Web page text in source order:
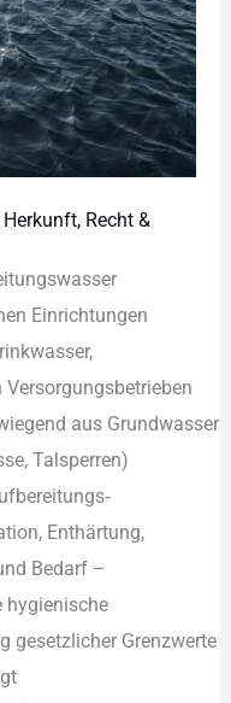
Recht &
Einrichtungen
a‬us Grundwasser
Talsperren)
Enthärtung,
Bedarf –
hygienische
gesetzlicher Grenzwerte